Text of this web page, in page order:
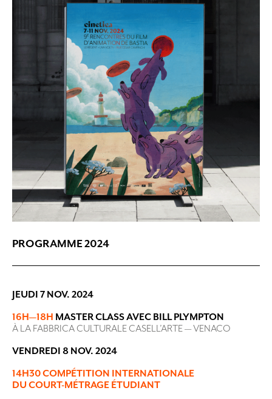
PROGRAMME 2024
JEUDI 7 NOV. 2024
16H—18H MASTER CLASS AVEC BILL PLYMPTON
À LA FABBRICA CULTURALE CASELL’ARTE — VENACO
VENDREDI 8 NOV. 2024
14H30 COMPÉTITION INTERNATIONALE
DU COURT-MÉTRAGE ÉTUDIANT